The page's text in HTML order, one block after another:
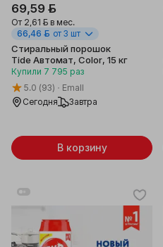
69,59 ƃ
От 2,61 ƃ в мес.
66,46 ƃ от 3 шт
Стиральный порошок
Tide Автомат, Color, 15 кг
Купили 7 795 раз
5.0 (93)
Emall
Сегодня
Завтра
В корзину